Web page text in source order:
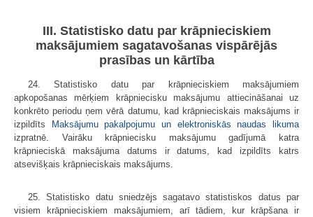
III. Statistisko datu par krāpnieciskiem
maksājumiem sagatavošanas vispārējās
prasības un kārtība
24. Statistisko datu par krāpnieciskiem maksājumiem
apkopošanas mērķiem krāpniecisku maksājumu attiecināšanai uz
konkrēto periodu ņem vērā datumu, kad krāpnieciskais maksājums ir
izpildīts Maksājumu pakalpojumu un elektroniskās naudas likuma
izpratnē. Vairāku krāpniecisku maksājumu gadījumā katra
krāpnieciskā maksājuma datums ir datums, kad izpildīts katrs
atsevišķais krāpnieciskais maksājums.
25. Statistisko datu sniedzējs sagatavo statistiskos datus par
visiem krāpnieciskiem maksājumiem, arī tādiem, kur krāpšana ir